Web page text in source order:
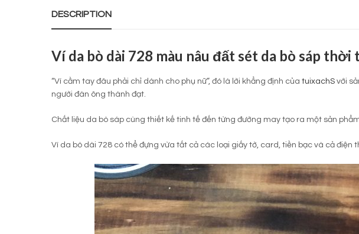
DESCRIPTION
Ví da bò dài 728 màu nâu đất sét da bò sáp thời
“Ví cầm tay đâu phải chỉ dành cho phụ nữ”, đó là lời khẳng định của tuixachS với
người đàn ông thành đạt.
Chất liệu da bò sáp cùng thiết kế tinh tế đến từng đường may tạo ra một sản
Ví da bò dài 728 có thể đựng vừa tất cả các loại giấy tờ, card, tiền bạc và cả điện